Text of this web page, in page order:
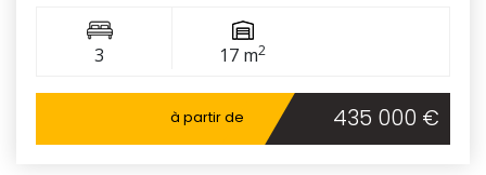
3 17 m2
à partir de 435 000 €